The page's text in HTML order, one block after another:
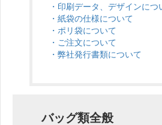
・印刷データ、デザインにつ
・紙袋の仕様について
・ポリ袋について
・ご注文について
・弊社発行書類について
バッグ類全般